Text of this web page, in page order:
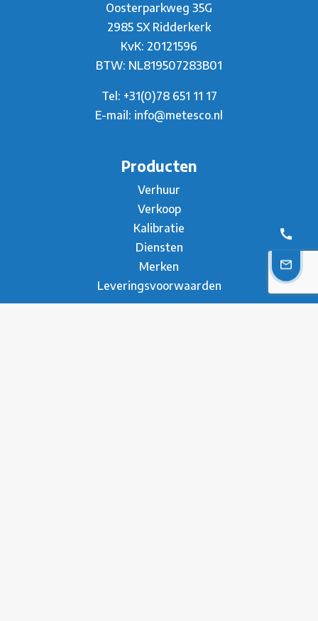
Oosterparkweg 35G
2985 SX Ridderkerk
KvK: 20121596
BTW: NL819507283B01
Tel: +31(0)78 651 11 17
E-mail: info@metesco.nl
Producten
Verhuur
Verkoop
Kalibratie
Diensten
Merken
Leveringsvoorwaarden